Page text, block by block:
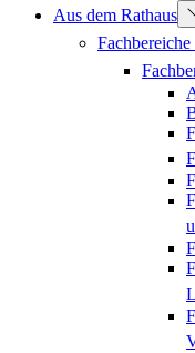
Aus dem Rathaus